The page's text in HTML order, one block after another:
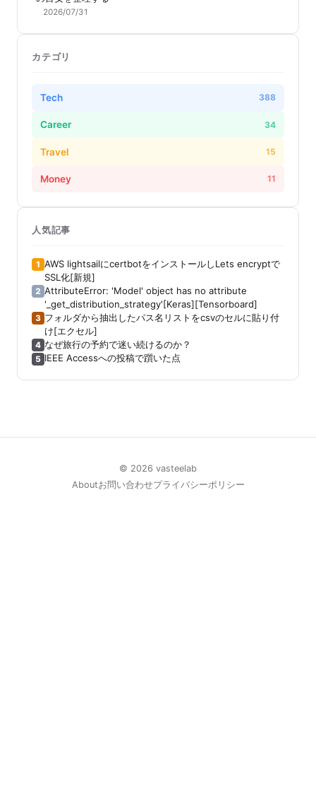
2026/07/31
カテゴリ
Tech 388
Career 34
Travel 15
Money 11
人気記事
1 AWS lightsailにcertbotをインストールしLets encryptで
SSL化[新規]
2 AttributeError: 'Model' object has no attribute
'_get_distribution_strategy'[Keras][Tensorboard]
3 フォルダから抽出したパス名リストをcsvのセルに貼り付
け[エクセル]
4 なぜ旅行の予約で迷い続けるのか？
5 IEEE Accessへの投稿で躓いた点
© 2026 vasteelab
Aboutお問い合わせプライバシーポリシー